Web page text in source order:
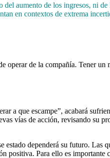
aumento de los ingresos, ni
en contextos de extrema
operar de la compañía. Tener un
a que escampe”, acabará
vías de acción, revisando su
estado dependerá su futuro. Las
positiva. Para ello es